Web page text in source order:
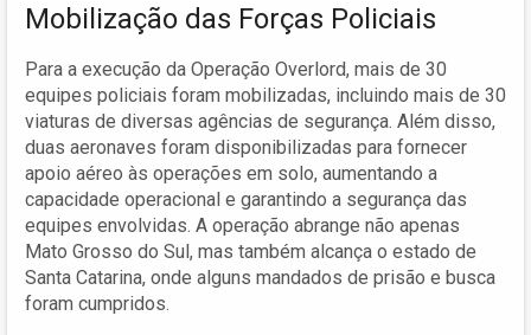
Mobilização das Forças Policiais
Para a execução da Operação Overlord, mais de 30
equipes policiais foram mobilizadas, incluindo mais de 30
viaturas de diversas agências de segurança. Além disso,
duas aeronaves foram disponibilizadas para fornecer
apoio aéreo às operações em solo, aumentando a
capacidade operacional e garantindo a segurança das
equipes envolvidas. A operação abrange não apenas
Mato Grosso do Sul, mas também alcança o estado de
Santa Catarina, onde alguns mandados de prisão e busca
foram cumpridos.